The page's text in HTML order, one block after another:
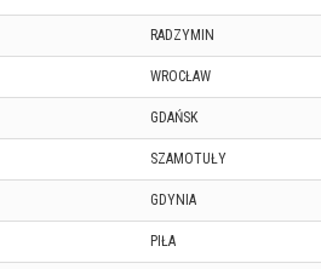
RADZYMIN
WROCŁAW
GDAŃSK
SZAMOTUŁY
GDYNIA
PIŁA